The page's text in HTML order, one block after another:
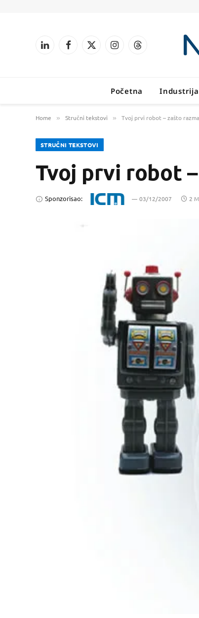
LinkedInFacebook
X
InstagramThreads
Početna Industrija
Home » Stručni tekstovi » Tvoj prvi robot – zašto
STRUČNI TEKSTOVI
Tvoj prvi robot
Sponzorisao: 03/12/2007 2